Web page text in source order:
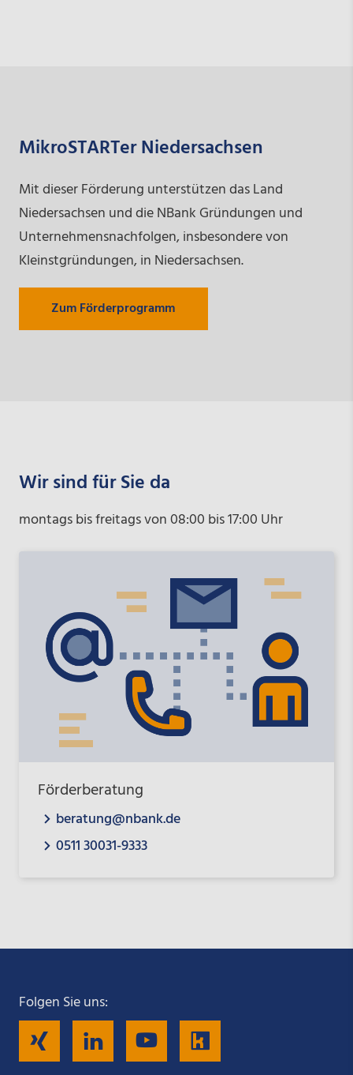
MikroSTARTer Niedersachsen
Mit dieser Förderung unterstützen das Land
Niedersachsen und die NBank Gründungen und
Unternehmensnachfolgen, insbesondere von
Kleinstgründungen, in Niedersachsen.
Zum Förderprogramm
Wir sind für Sie da
montags bis freitags von 08:00 bis 17:00 Uhr
Förderberatung
beratung@nbank.de
0511 30031-9333
Folgen Sie uns:
FolgenFolgenFolgen